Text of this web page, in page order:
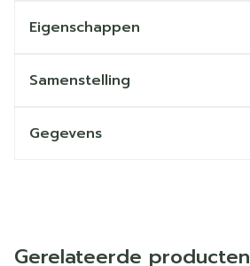
Eigenschappen
Samenstelling
Gegevens
Gerelateerde producten